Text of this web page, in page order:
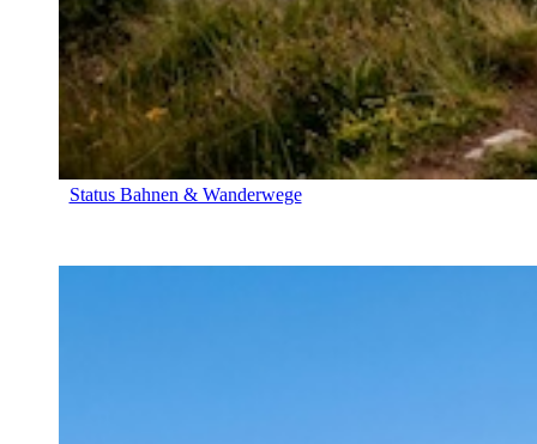
Status Bahnen & Wanderwege